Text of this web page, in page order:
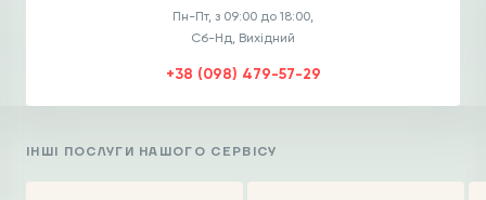
Пн-Пт, з 09:00 до 18:00,
Сб-Нд, Вихідний
+38 (098) 479-57-29
ІНШІ ПОСЛУГИ НАШОГО СЕРВІСУ